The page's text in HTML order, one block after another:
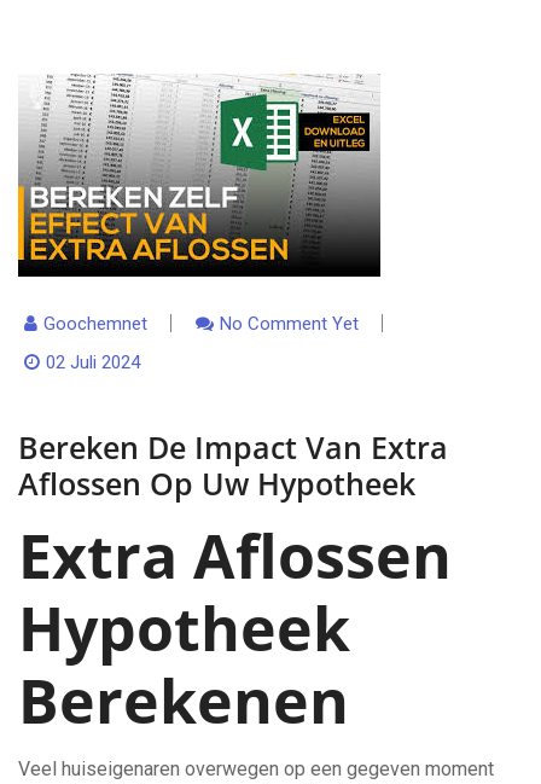
Goochemnet
No Comment Yet
02 Juli 2024
Bereken De Impact Van Extra
Aflossen Op Uw Hypotheek
Extra Aflossen
Hypotheek
Berekenen
Veel huiseigenaren overwegen op een gegeven moment